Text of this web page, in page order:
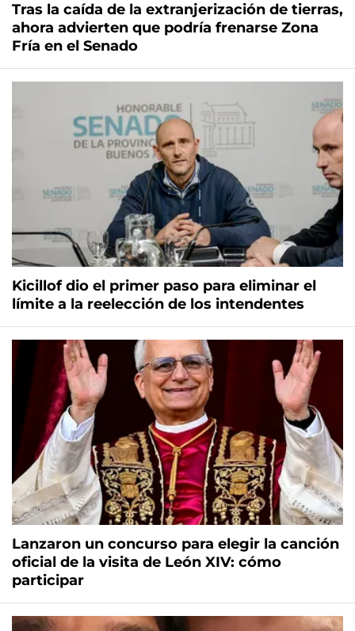
Tras la caída de la extranjerización de tierras,
ahora advierten que podría frenarse Zona
Fría en el Senado
Kicillof dio el primer paso para eliminar el
límite a la reelección de los intendentes
Lanzaron un concurso para elegir la canción
oficial de la visita de León XIV: cómo
participar